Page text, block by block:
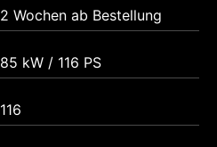
2 Wochen ab Bestellung
85 kW / 116 PS
116